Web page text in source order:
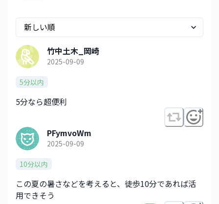
竹中土木_岡崎
2025-09-09
5分以内
5分なら超便利
PFymvoWm
2025-09-09
10分以内
この夏の暑さなどを考えると、徒歩10分であれば活
用できそう